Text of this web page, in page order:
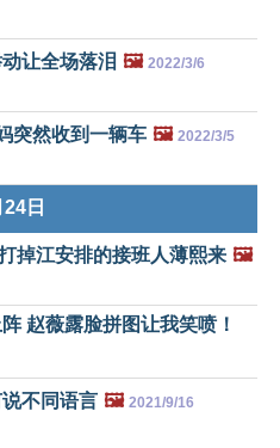
让全场落泪 🖼️ 2022/3/6
突然收到一辆车 🖼️ 2022/3/5
日
掉江安排的接班人薄熙来 🖼️
赵薇露脸拼图让我笑喷！
不同语言 🖼️ 2021/9/16